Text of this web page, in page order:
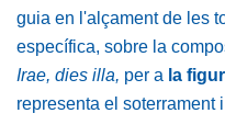
guia en l'alçament de les
específica, sobre la
Irae, dies illa, per a la
representa el soterrament